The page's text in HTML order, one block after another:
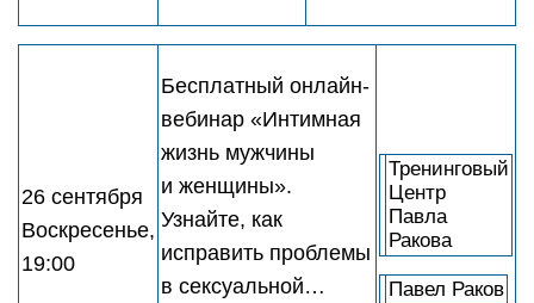
26 сентября
Воскресенье,
19:00
Бесплатный онлайн-
вебинар «Интимная
жизнь мужчины
и женщины».
Узнайте, как
исправить проблемы
в сексуальной…
Тренинговый
Центр
Павла
Ракова
Павел Раков